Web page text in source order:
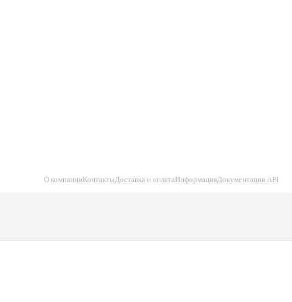
О компанииКонтактыДоставка и оплатаИнформацияДокументация API